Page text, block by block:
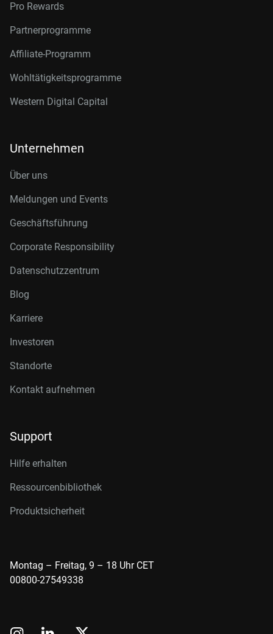
Pro Rewards
Partnerprogramme
Affiliate-Programm
Wohltätigkeitsprogramme
Western Digital Capital
Unternehmen
Über uns
Meldungen und Events
Geschäftsführung
Corporate Responsibility
Datenschutzzentrum
Blog
Karriere
Investoren
Standorte
Kontakt aufnehmen
Support
Hilfe erhalten
Ressourcenbibliothek
Produktsicherheit
Montag – Freitag, 9 – 18 Uhr CET
00800-27549338